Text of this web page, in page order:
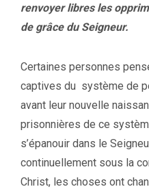
renvoyer libres les
de grâce du Seigneur.
Certaines personnes
captives du système de
avant leur nouvelle
prisonnières de ce
s’épanouir dans le
continuellement sous la
Christ, les choses ont